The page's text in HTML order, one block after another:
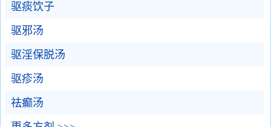
驱痰饮子
驱邪汤
驱淫保脱汤
驱疹汤
祛癫汤